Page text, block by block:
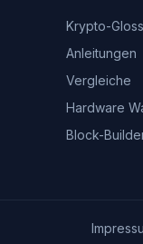
Krypto-
Anleitungen
Vergleiche
Hardware
Block-